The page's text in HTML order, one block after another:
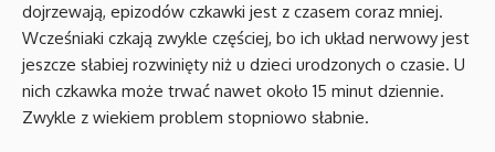
dojrzewają, epizodów czkawki jest z czasem coraz mniej.
Wcześniaki czkają zwykle częściej, bo ich układ nerwowy jest
jeszcze słabiej rozwinięty niż u dzieci urodzonych o czasie. U
nich czkawka może trwać nawet około 15 minut dziennie.
Zwykle z wiekiem problem stopniowo słabnie.